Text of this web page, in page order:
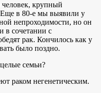
крупный
Еще в 80-е мы выявили у
непроходимости, но он
в сочетании с
рак. Кончилось как у
было поздно.
семьи?
раком негенетическим.